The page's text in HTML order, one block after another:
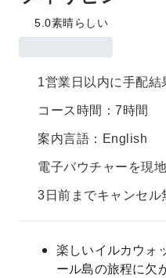
5.0素晴らしい
1営業日以内に手配結
コース時間：7時間
案内言語：English
電子バウチャーを現
3日前までキャンセル
楽しいイルカウォ
ール島の旅程に欠